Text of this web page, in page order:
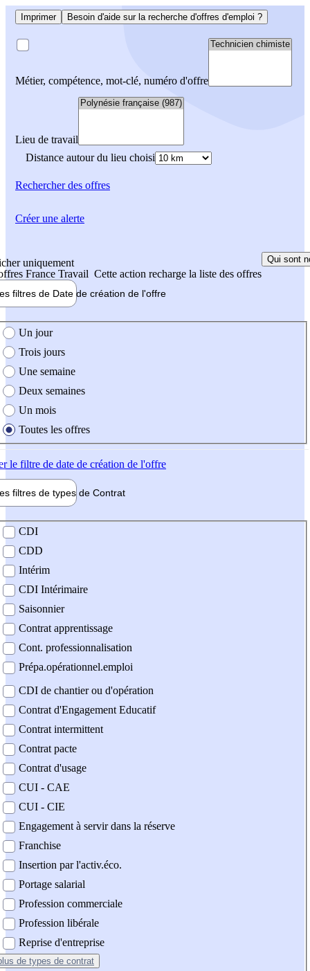
Imprimer Besoin d'aide sur la recherche d'offres d'emploi ?
Métier, compétence, mot-clé, numéro d'offre
Lieu de travail
Distance autour du lieu choisi
Rechercherdes offres
uniquement
France Travail Cette action recharge la liste des offres
Qui sont
filtres de Date de création de l'offre
création de l'offre
Un jour
Trois jours
Une semaine
Deux semaines
Un mois
Toutes les offres
le filtre de date de création de l'offre
filtres de types de Contrat
contrat
CDI
CDD
Intérim
CDI Intérimaire
Saisonnier
Contrat apprentissage
Cont. professionnalisation
Prépa.opérationnel.emploi
CDI de chantier ou d'opération
Contrat d'Engagement Educatif
Contrat intermittent
Contrat pacte
Contrat d'usage
CUI - CAE
CUI - CIE
Engagement à servir dans la réserve
Franchise
Insertion par l'activ.éco.
Portage salarial
Profession commerciale
Profession libérale
Reprise d'entreprise
de types de contrat
Créer une alerte